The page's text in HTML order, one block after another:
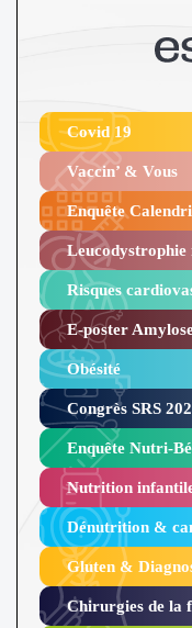
Covid 19
Vaccin’ & Vous
Enquête
Risques
E-poster
Obésité ​
Congrès SRS
Enquête Nutri-
Nutrition
Dénutrition &
Gluten &
Chirurgies de la